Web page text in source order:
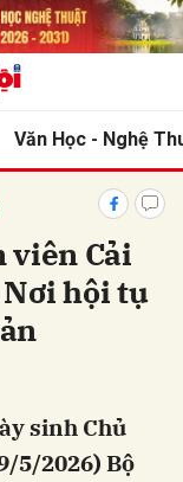
Văn Học - Nghệ
viên Cải
hội tụ
sinh Chủ
5/2026) Bộ